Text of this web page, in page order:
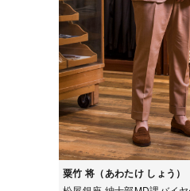
粟竹 将（あわたけ しょう）